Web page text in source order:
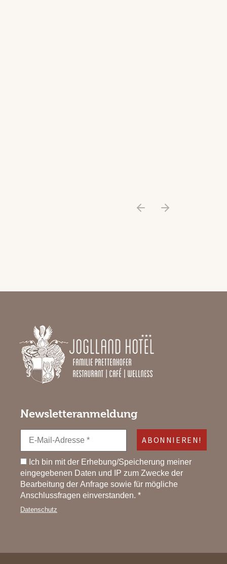
Newsletteranmeldung
Ich bin mit der Erhebung/Speicherung meiner
eingegebenen Daten und IP zum Zwecke der
Bearbeitung der Anfrage sowie für mögliche
Anschlussfragen einverstanden. *
Datenschutz